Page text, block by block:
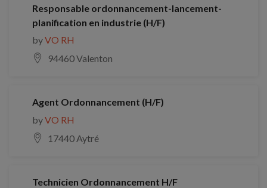
Responsable ordonnancement-lancement-
planification en industrie (H/F)
byVO RH
94460 Valenton
Agent Ordonnancement (H/F)
byVO RH
17440 Aytré
Technicien Ordonnancement H/F